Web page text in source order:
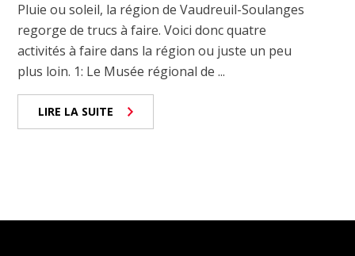
Pluie ou soleil, la région de Vaudreuil-Soulanges
regorge de trucs à faire. Voici donc quatre
activités à faire dans la région ou juste un peu
plus loin. 1: Le Musée régional de ...
LIRE LA SUITE